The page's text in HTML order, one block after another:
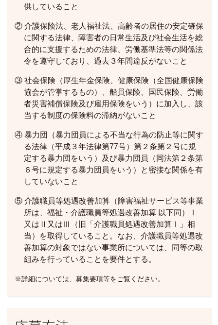
供していること
② 介護保険法、老人福祉法、高齢者の居住の安定確保
に関する法律、障害者の日常生活及び社会生活を総
合的に支援するための法律、労働基準法等の関係法
令を遵守しており、過去３年間違反がないこと
③ 社会保険（厚生年金保険、健康保険（全国健康保険
協会が管掌するもの）、船員保険、国民保険、労働
者災害補償保険及び雇用保険をいう）に加入し、該
当する制度の保険料の滞納がないこと
④ 暴力団（暴力団員による不当な行為の防止等に関す
る法律（平成３年法律第77号）第２条第２号に規
定する暴力団をいう）及び暴力団員（同法第２条第
６号に規定する暴力団員をいう）と密接な関係を有
していないこと
⑤ 介護職員等処遇改善加算（障害福祉サービス等事業
所は、福祉・介護職員等処遇改善加算 以下同）Ⅰ
又はⅡ又はⅢ（旧「介護職員処遇改善加算Ⅰ」相
当）を取得していること。なお、介護職員等処遇改
善加算の対象ではない事業所については、同等の取
組みを行っていることを要件とする。
※詳細については、募集要項等をご覧ください。